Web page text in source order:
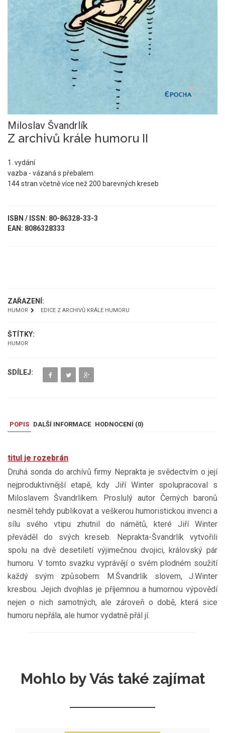
Miloslav Švandrlík
Z archivů krále humoru II
1. vydání
vazba - vázaná s přebalem
144 stran včetně více než 200 barevných kreseb
ISBN / ISSN: 80-86328-33-3
EAN: 8086328333
ZAŘAZENÍ:
HUMOR EDICE Z ARCHIVŮ KRÁLE HUMORU
ŠTÍTKY:
HUMOR
SDÍLEJ:
POPIS DALŠÍ INFORMACE HODNOCENÍ (0)
titul je rozebrán
Druhá sonda do archívů firmy Neprakta je svědectvím o její
nejproduktivnější etapě, kdy Jiří Winter spolupracoval s
Miloslavem Švandrlíkem. Proslulý autor Černých baronů
nesměl tehdy publikovat a veškerou humoristickou invenci a
sílu svého vtipu zhutnil do námětů, které Jiří Winter
převáděl do svých kreseb. Neprakta-Švandrlík vytvořili
spolu na dvě desetiletí výjimečnou dvojici, královský pár
humoru. V tomto svazku vyprávějí o svém plodném soužití
každý svým způsobem: M.Švandrlík slovem, J.Winter
kresbou. Jejich dvojhlas je příjemnou a humornou výpovědí
nejen o nich samotných, ale zároveň o době, která sice
humoru nepřála, ale humor vydatně přál jí.
Mohlo by Vás také zajímat